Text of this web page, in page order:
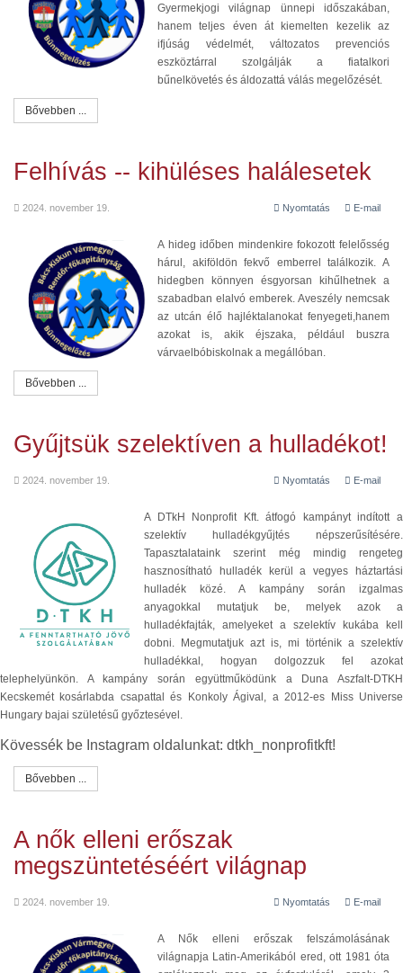
Gyermekjogi világnap ünnepi időszakában,
hanem teljes éven át kiemelten kezelik az
ifjúság védelmét, változatos prevenciós
eszköztárral szolgálják a fiatalkori
bűnelkövetés és áldozattá válás megelőzését.
Bővebben ...
Felhívás -- kihüléses halálesetek
Nyomtatás E-mail
2024. november 19.
A hideg időben mindenkire fokozott felelősség
hárul, akiföldön fekvő emberrel találkozik. A
hidegben könnyen ésgyorsan kihűlhetnek a
szabadban elalvó emberek. Aveszély nemcsak
az utcán élő hajléktalanokat fenyegeti,hanem
azokat is, akik éjszaka, például buszra
várvaelbóbiskolnak a megállóban.
Bővebben ...
Gyűjtsük szelektíven a hulladékot!
Nyomtatás E-mail
2024. november 19.
A DTkH Nonprofit Kft. átfogó kampányt indított a
szelektív hulladékgyűjtés népszerűsítésére.
Tapasztalataink szerint még mindig rengeteg
hasznosítható hulladék kerül a vegyes háztartási
hulladék közé. A kampány során izgalmas
anyagokkal mutatjuk be, melyek azok a
hulladékfajták, amelyeket a szelektív kukába kell
dobni. Megmutatjuk azt is, mi történik a szelektív
hulladékkal, hogyan dolgozzuk fel azokat
telephelyünkön. A kampány során együttműködünk a Duna Aszfalt-DTKH
Kecskemét kosárlabda csapattal és Konkoly Ágival, a 2012-es Miss Universe
Hungary bajai születésű győztesével.
Kövessék be Instagram oldalunkat: dtkh_nonprofitkft!
Bővebben ...
A nők elleni erőszak
megszüntetéséért világnap
Nyomtatás E-mail
2024. november 19.
A Nők elleni erőszak felszámolásának
világnapja Latin-Amerikából ered, ott 1981 óta